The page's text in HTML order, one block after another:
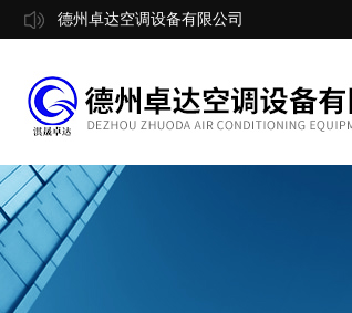
德州卓达空调设备有限公司